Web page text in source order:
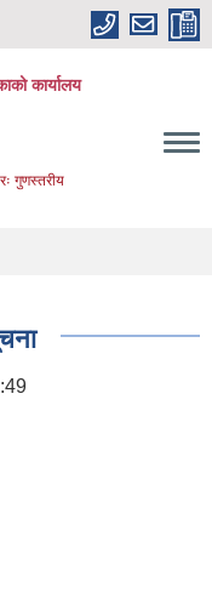
कार्यालय
गुणस्तरीय